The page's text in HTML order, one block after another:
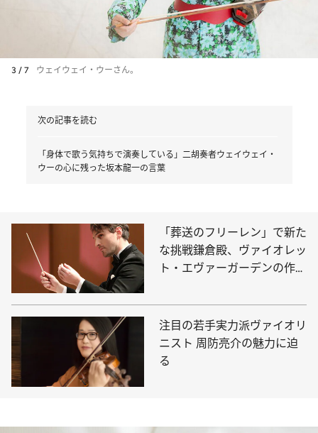
3 / 7 ウェイウェイ・ウーさん。
次の記事を読む
「身体で歌う気持ちで演奏している」二胡奏者ウェイウェイ・
ウーの心に残った坂本龍一の言葉
「葬送のフリーレン」で新た
な挑戦鎌倉殿、ヴァイオレッ
ト・エヴァーガーデンの作曲
注目の若手実力派ヴァイオリ
ニスト 周防亮介の魅力に迫
る